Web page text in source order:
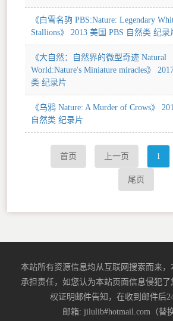
《白雪名驹 PBS:Nature: Legendary
Stallions》 2013 美国 PBS 自然类 纪录
《大自然：自然界的微型奇迹 Natural
World:Nature's Miniature miracles》
类 纪录片
《乌鸦 Nature: A Murder of Crows》
自然类 纪录片
首页 上一页 1
尾页
本站所有资源信息均从互联网搜索而来
承担责任，如您认为本站页面信息侵犯
权证明邮件告知，在收到邮件后
邮箱: jilulib#hotmail.com（替